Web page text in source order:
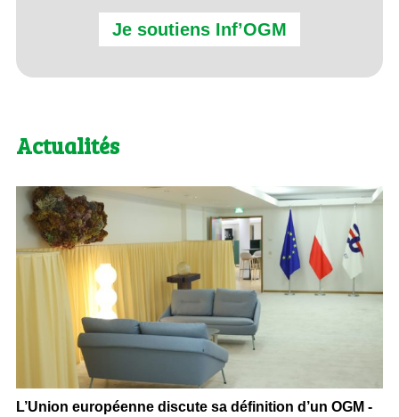
Je soutiens Inf’OGM
Actualités
L’Union européenne discute sa définition d’un OGM -